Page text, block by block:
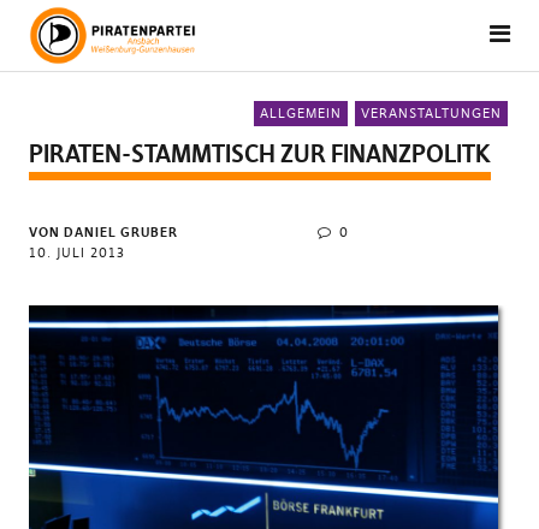
ALLGEMEIN VERANSTALTUNGEN
PIRATEN-STAMMTISCH ZUR FINANZPOLITK
VON DANIEL GRUBER
10. JULI 2013
0